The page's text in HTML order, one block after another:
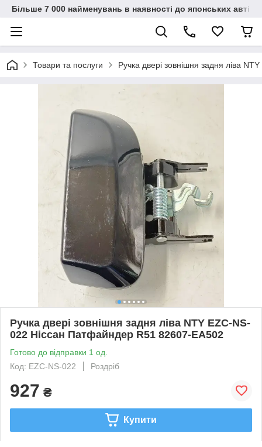
Більше 7 000 найменувань в наявності до японських
Товари та послуги Ручка двері зовнішня задня ліва
Ручка двері зовнішня задня ліва NTY EZC-NS-
022 Ніссан Патфайндер R51 82607-EA502
Готово до відправки 1 од.
Код: EZC-NS-022
Роздріб
927 ₴
Купити